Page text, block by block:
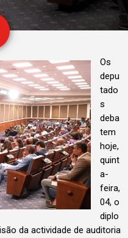
Os
depu
tado
s
deba
tem
hoje,
quint
a-
feira,
04, o
diplo
da actividade de auditoria